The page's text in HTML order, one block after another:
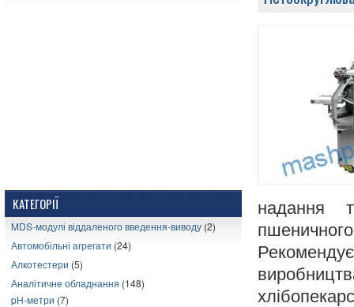
КАТЕГОРІЇ
MDS-модулі віддаленого введення-виводу (2)
Автомобільні агрегати (24)
Алкотестери (5)
Аналітичне обладнання (148)
pH-метри (7)
надання